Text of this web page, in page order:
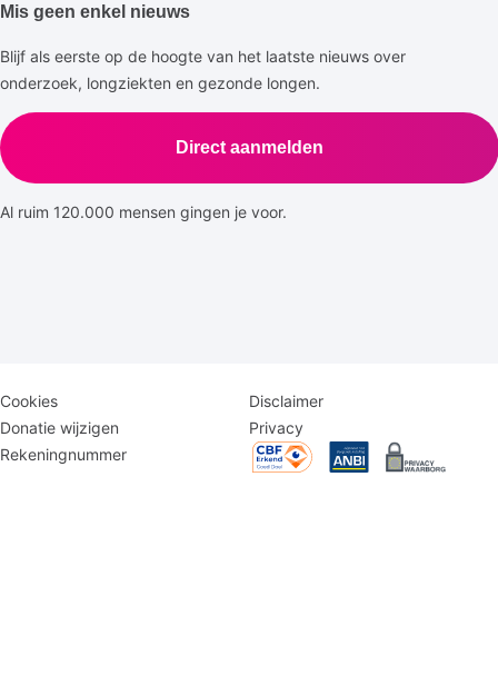
Mis geen enkel nieuws
Blijf als eerste op de hoogte van het laatste nieuws over
onderzoek, longziekten en gezonde longen.
Direct aanmelden
Al ruim 120.000 mensen gingen je voor.
Disclaimer
menu
Cookies
Disclaimer
Donatie wijzigen
Privacy
Rekeningnummer
Logomenu